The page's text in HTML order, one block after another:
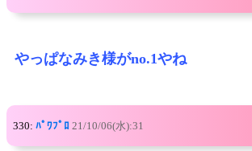
やっぱなみき様がno.1やね
330: ﾊﾟﾜﾌﾟﾛ 21/10/06(水):31